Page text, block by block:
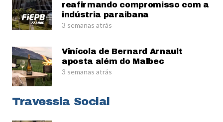
reafirmando compromisso com a
indústria paraibana
3 semanas atrás
Vinícola de Bernard Arnault
aposta além do Malbec
3 semanas atrás
Travessia Social